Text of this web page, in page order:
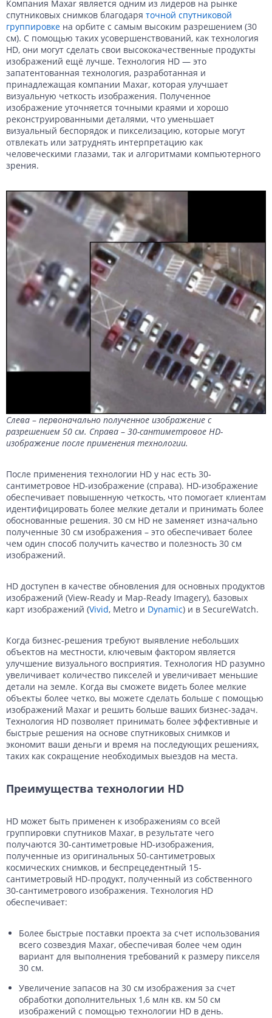
Компания Maxar является одним из лидеров на рынке
спутниковых снимков благодаря точной спутниковой
группировке на орбите с самым высоким разрешением (30
см). С помощью таких усовершенствований, как технология
HD, они могут сделать свои высококачественные продукты
изображений ещё лучше. Технология HD — это
запатентованная технология, разработанная и
принадлежащая компании Maxar, которая улучшает
визуальную четкость изображения. Полученное
изображение уточняется точными краями и хорошо
реконструированными деталями, что уменьшает
визуальный беспорядок и пикселизацию, которые могут
отвлекать или затруднять интерпретацию как
человеческими глазами, так и алгоритмами компьютерного
зрения.
Слева – первоначально полученное изображение с
разрешением 50 см. Справа – 30-сантиметровое HD-
изображение после применения технологии.
После применения технологии HD у нас есть 30-
сантиметровое HD-изображение (справа). HD-изображение
обеспечивает повышенную четкость, что помогает клиентам
идентифицировать более мелкие детали и принимать более
обоснованные решения. 30 см HD не заменяет изначально
полученные 30 см изображения – это обеспечивает более
чем один способ получить качество и полезность 30 см
изображений.
HD доступен в качестве обновления для основных продуктов
изображений (View-Ready и Map-Ready Imagery), базовых
карт изображений (Vivid, Metro и Dynamic) и в SecureWatch.
Когда бизнес-решения требуют выявление небольших
объектов на местности, ключевым фактором является
улучшение визуального восприятия. Технология HD разумно
увеличивает количество пикселей и увеличивает меньшие
детали на земле. Когда вы сможете видеть более мелкие
объекты более четко, вы можете сделать больше с помощью
изображений Maxar и решить больше ваших бизнес-задач.
Технология HD позволяет принимать более эффективные и
быстрые решения на основе спутниковых снимков и
экономит ваши деньги и время на последующих решениях,
таких как сокращение необходимых выездов на места.
Преимущества технологии HD
HD может быть применен к изображениям со всей
группировки спутников Maxar, в результате чего
получаются 30-сантиметровые HD-изображения,
полученные из оригинальных 50-сантиметровых
космических снимков, и беспрецедентный 15-
сантиметровый HD-продукт, полученный из собственного
30-сантиметрового изображения. Технология HD
обеспечивает:
Более быстрые поставки проекта за счет использования
всего созвездия Maxar, обеспечивая более чем один
вариант для выполнения требований к размеру пикселя
30 см.
Увеличение запасов на 30 см изображения за счет
обработки дополнительных 1,6 млн кв. км 50 см
изображений с помощью технологии HD в день.
Данные с российских спутников
Топографические, тематические и специальные карты
Водное хозяйство
Картография
Банковское дело и Страхование
Оборона и Геопространственная разведка
Водное хозяйство
Картография
Судебная экспертиза